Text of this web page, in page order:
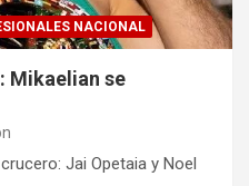
NACIONAL
Mikaelian se
Jai Opetaia y Noel